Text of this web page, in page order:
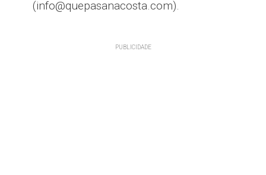
(info@quepasanacosta.com).